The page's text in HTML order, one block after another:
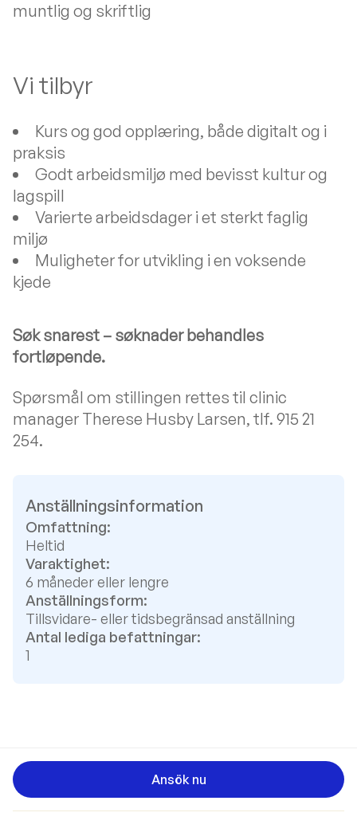
muntlig og skriftlig
Vi tilbyr
Kurs og god opplæring, både digitalt og i
praksis
Godt arbeidsmiljø med bevisst kultur og
lagspill
Varierte arbeidsdager i et sterkt faglig
miljø
Muligheter for utvikling i en voksende
kjede
Søk snarest – søknader behandles
fortløpende.
Spørsmål om stillingen rettes til clinic
manager Therese Husby Larsen, tlf. 915 21
254.
Anställningsinformation
Omfattning:
Heltid
Varaktighet:
6 måneder eller lengre
Anställningsform:
Tillsvidare- eller tidsbegränsad anställning
Antal lediga befattningar:
1
Ansök nu